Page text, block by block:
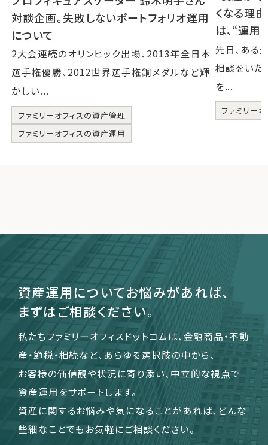
対談企画。失敗しないポートフォリオ運用
について
2大会連続のオリンピック出場、2013年全日本
選手権優勝、2012世界選手権銅メダルなど輝
かしい...
ファミリーオフィスの資産管理
ファミリーオフィスの資産運用
くなる理
は、“運用
先日、ある
相談をいた
を...
ファミリー
資産運用についてお悩みがあれば、
まずはご相談ください。
私たちファミリーオフィスドットコムは、金融商品・不動
産・節税・相続など、あらゆる選択肢の中から、
お客様の価値観や状況に寄り添い、中立的な視点で
資産運用をサポートします。
資産に関するお悩みや気になることがあれば、どんな
些細なことでもお気軽にご相談ください。